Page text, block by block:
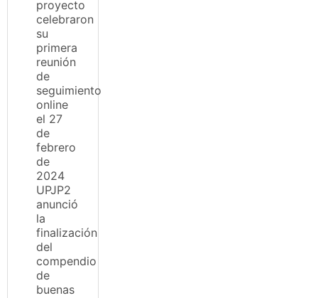
proyecto
celebraron
su
primera
reunión
de
seguimiento
online
el 27
de
febrero
de
2024
UPJP2
anunció
la
finalización
del
compendio
de
buenas